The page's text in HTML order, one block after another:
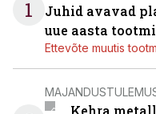
1
Juhid avavad
uue aasta
Ettevõte muutis
Kehra